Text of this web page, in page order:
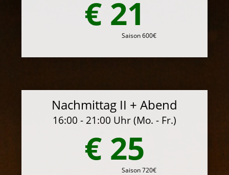
€ 21
Saison 600€
Nachmittag II + Abend
16:00 - 21:00 Uhr (Mo. - Fr.)
€ 25
Saison 720€